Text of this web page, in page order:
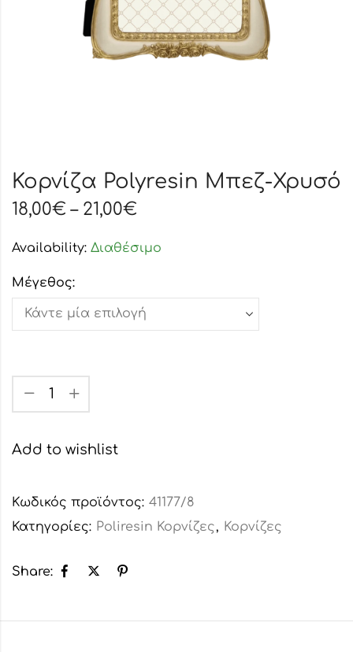
Κορνίζα Polyresin Μπεζ-Χρυσό
18,00€ – 21,00€
Availability: Διαθέσιμο
Μέγεθος:
Add to wishlist
Κωδικός προϊόντος: 41177/8
Κατηγορίες: Poliresin Κορνίζες, Κορνίζες
Share: